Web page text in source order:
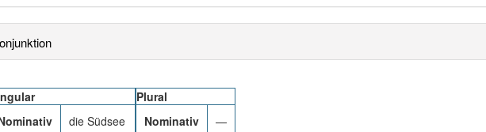
die Südsee
Plural
Nominativ
—